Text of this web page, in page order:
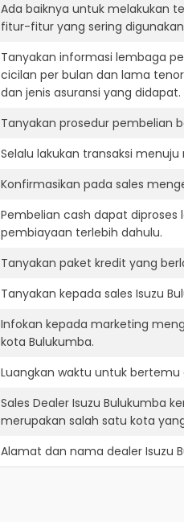
Ada baiknya untuk melakukan
fitur-fitur yang sering
Tanyakan informasi lembaga
cicilan per bulan dan lama
dan jenis asuransi yang didapat.
Tanyakan prosedur pembelian
Selalu lakukan transaksi
Konfirmasikan pada sales
Pembelian cash dapat
pembiayaan terlebih dahulu.
Tanyakan paket kredit yang
Tanyakan kepada sales Isuzu
Infokan kepada marketing
kota Bulukumba.
Luangkan waktu untuk
Sales Dealer Isuzu Bulukumba
merupakan salah satu kota
Alamat dan nama dealer Isuzu